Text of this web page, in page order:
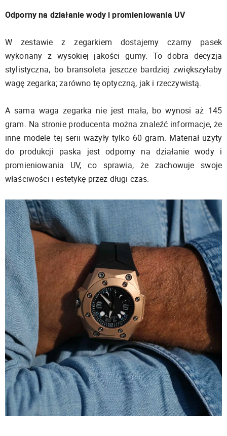
Odporny na działanie wody i promieniowania UV
W zestawie z zegarkiem dostajemy czarny pasek
wykonany z wysokiej jakości gumy. To dobra decyzja
stylistyczna, bo bransoleta jeszcze bardziej zwiększyłaby
wagę zegarka; zarówno tę optyczną, jak i rzeczywistą.
A sama waga zegarka nie jest mała, bo wynosi aż 145
gram. Na stronie producenta można znaleźć informacje, że
inne modele tej serii ważyły tylko 60 gram. Materiał użyty
do produkcji paska jest odporny na działanie wody i
promieniowania UV, co sprawia, że zachowuje swoje
właściwości i estetykę przez długi czas.